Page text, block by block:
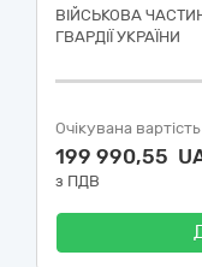
ВІЙСЬКОВА
ГВАРДІЇ УКРАЇНИ
Очікувана вартість
199 990,55
з ПДВ